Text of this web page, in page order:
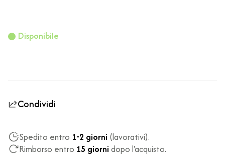
Disponibile
Condividi
Spedito entro 1-2 giorni (lavorativi).
Rimborso entro 15 giorni dopo l'acquisto.